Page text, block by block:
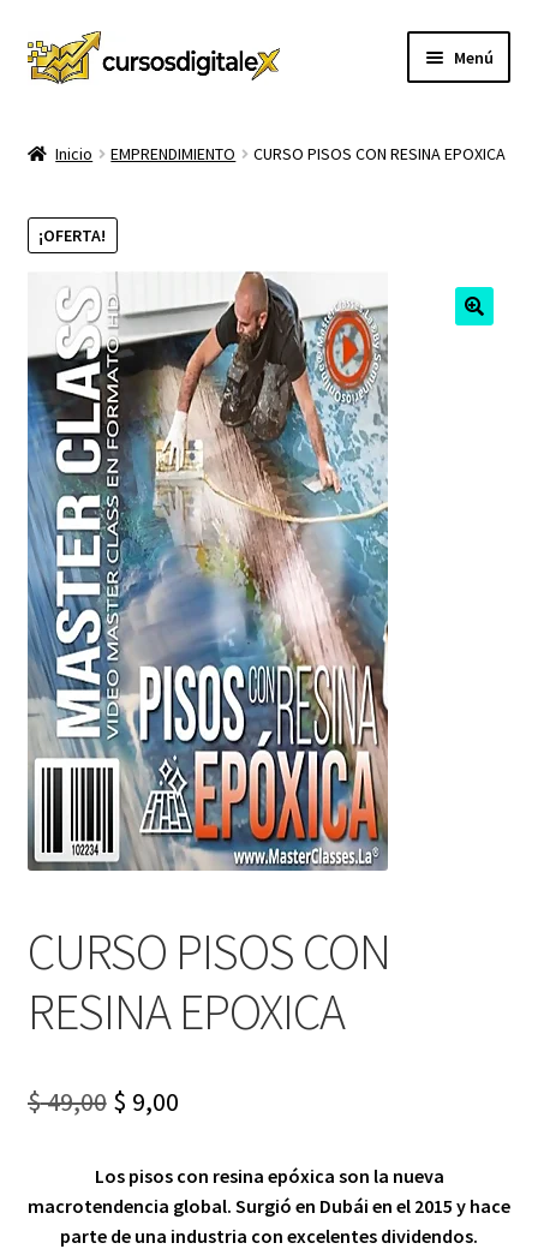
Ir
a
Ir
al
Menú
CURSOS
menú
hijo
MEMBRESIA
MI CUENTA
CARRITO
CONTACTO
Inicio EMPRENDIMIENTO CURSO PISOS CON RESINA EPOXICA
¡OFERTA!
CURSO PISOS CON
RESINA EPOXICA
$49,00 Original
was:
$ 49,00.
$ 9,00Current
is:
$ 9,00.
Los pisos con resina epóxica son la nueva
macrotendencia global. Surgió en Dubái en el 2015 y hace
parte de una industria con excelentes dividendos.